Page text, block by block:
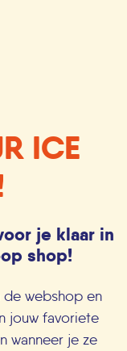
ICE
je klaar in
shop!
de webshop en
jouw favoriete
wanneer je ze